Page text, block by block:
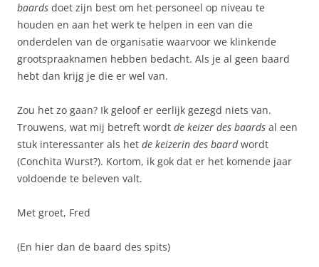
baards doet zijn best om het personeel op niveau te
houden en aan het werk te helpen in een van die
onderdelen van de organisatie waarvoor we klinkende
grootspraaknamen hebben bedacht. Als je al geen baard
hebt dan krijg je die er wel van.
Zou het zo gaan? Ik geloof er eerlijk gezegd niets van.
Trouwens, wat mij betreft wordt de keizer des baards al een
stuk interessanter als het de keizerin des baardwordt
(Conchita Wurst?). Kortom, ik gok dat er het komende jaar
voldoende te beleven valt.
Met groet, Fred
(En hier dan de baard des spits)